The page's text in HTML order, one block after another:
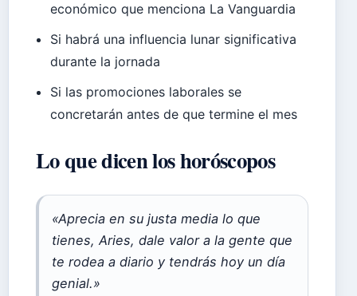
económico que menciona La Vanguardia
Si habrá una influencia lunar significativa
durante la jornada
Si las promociones laborales se
concretarán antes de que termine el mes
Lo que dicen los horóscopos
«Aprecia en su justa media lo que
tienes, Aries, dale valor a la gente que
te rodea a diario y tendrás hoy un día
genial.»